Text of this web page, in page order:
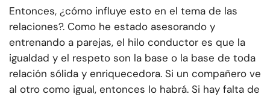
Entonces, ¿cómo influye esto en el tema de las
relaciones?. Como he estado asesorando y
entrenando a parejas, el hilo conductor es que la
igualdad y el respeto son la base o la base de toda
relación sólida y enriquecedora. Si un compañero ve
al otro como igual, entonces lo habrá. Si hay falta de